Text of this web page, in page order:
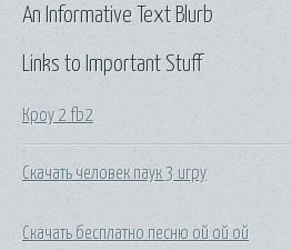
Links to Important Stuff
Кроу 2 fb2
Скачать человек паук 3 игру
Скачать бесплатно песню ой ой ой
An Informative Text Blurb